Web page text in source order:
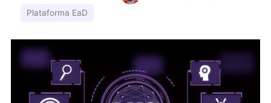
Plataforma EaD